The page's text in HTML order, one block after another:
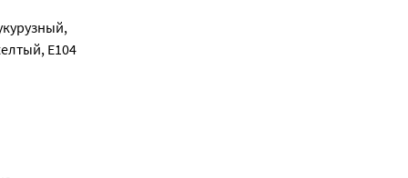
Е104